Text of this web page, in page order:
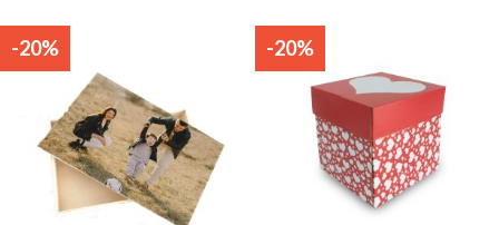
-20% -20%